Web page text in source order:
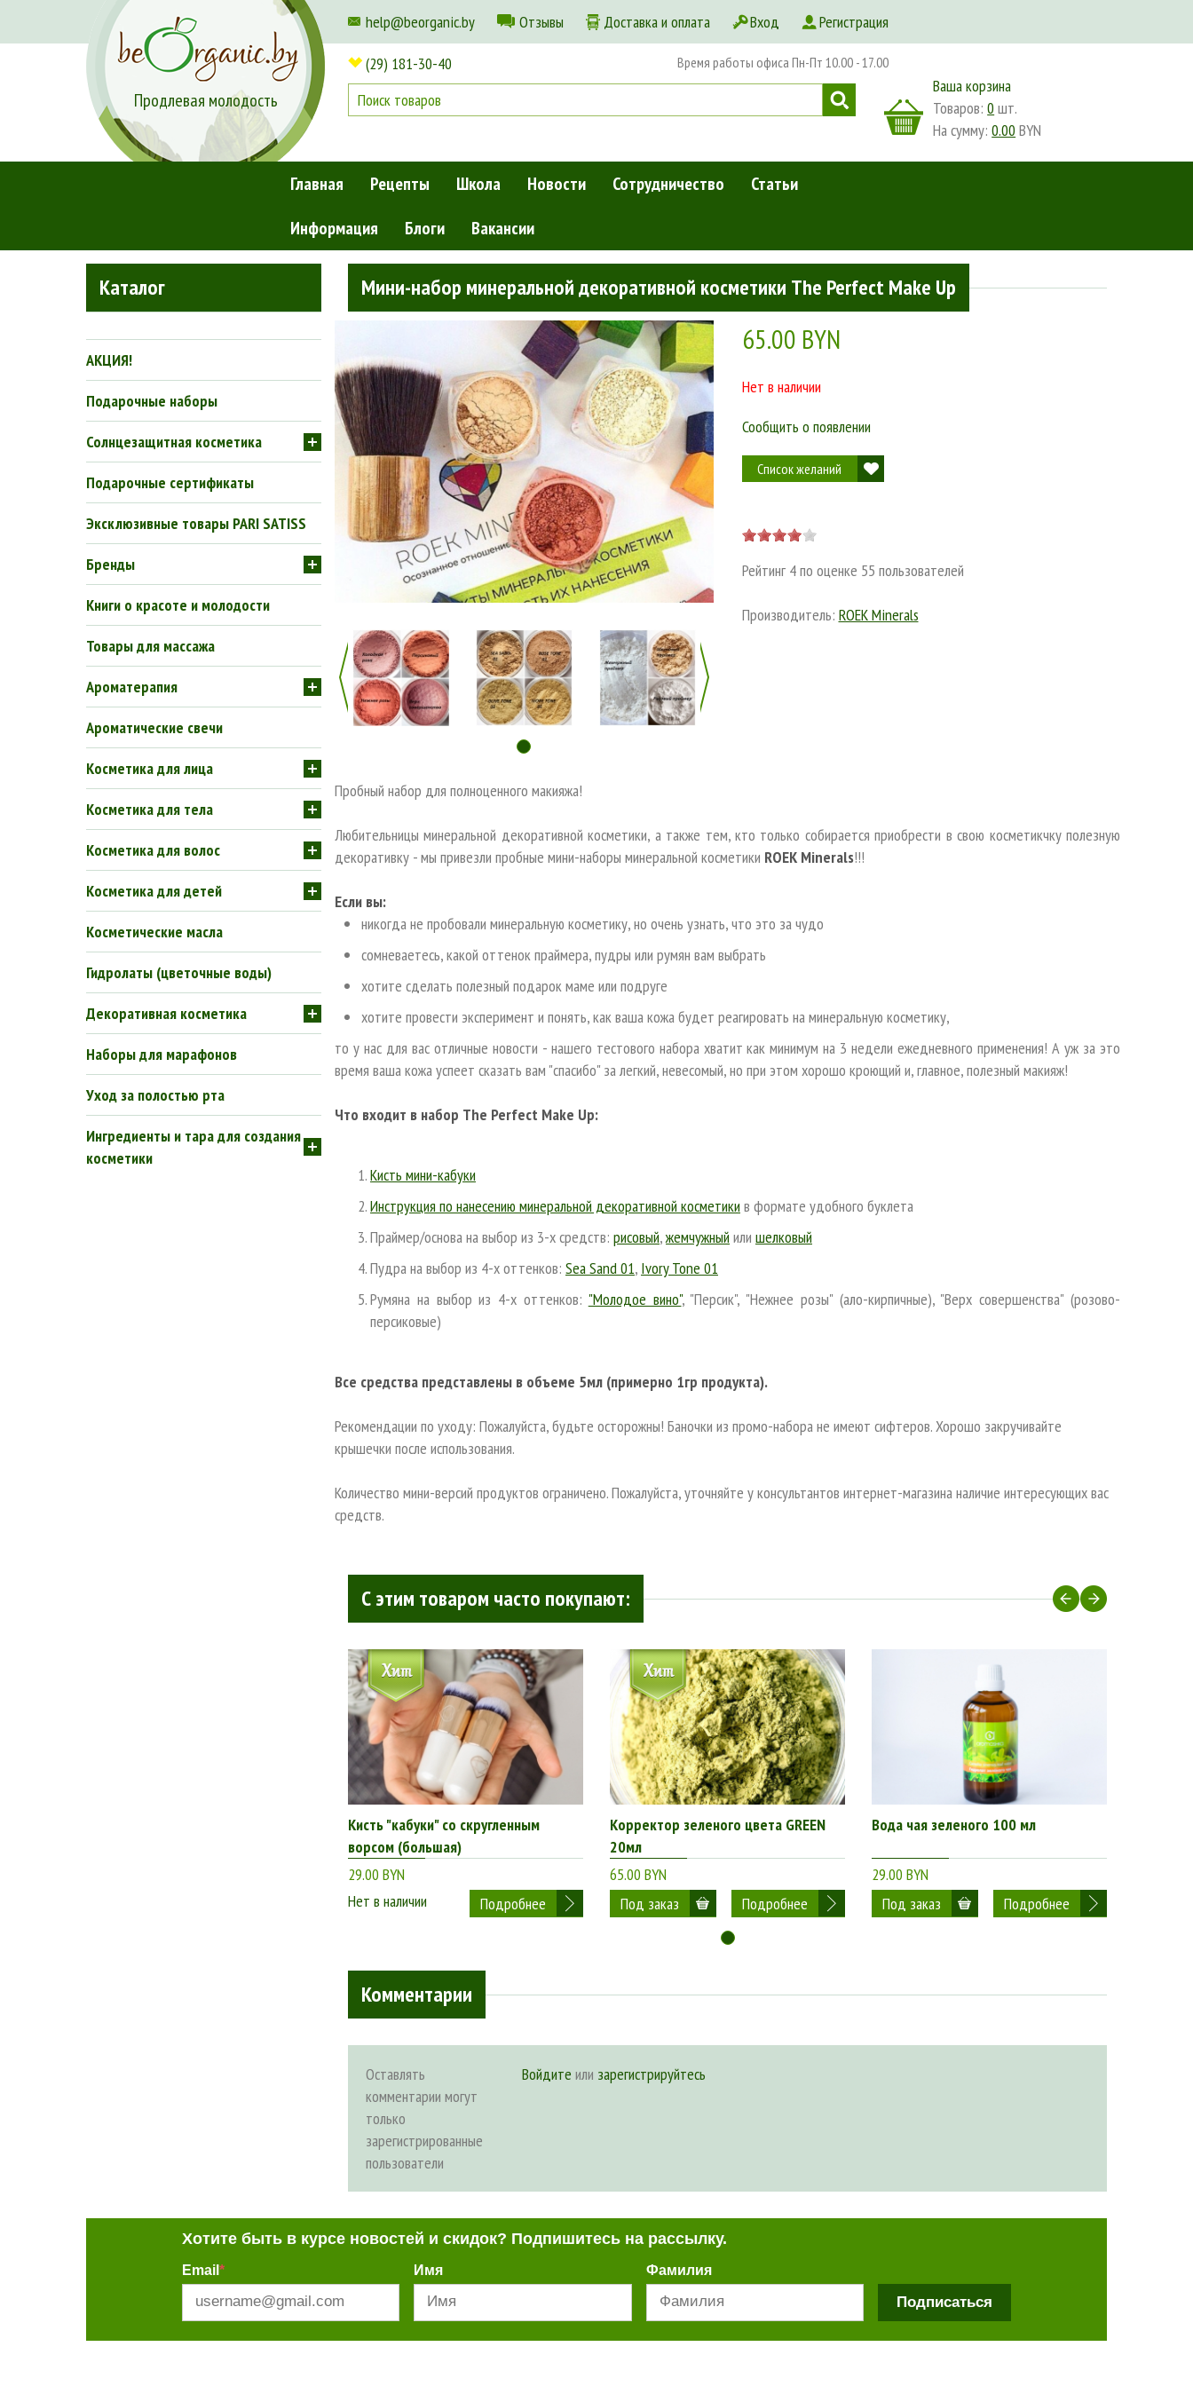
help@beorganic.by Отзывы Доставка и оплата Вход Регистрация
Продлевая молодость
(29) 181-30-40 Время работы офиса Пн-Пт 10.00 - 17.00
Ваша корзина
Товаров:0 шт.
На сумму:0.00 BYN
Главная Рецепты Школа Новости Сотрудничество
Статьи
Информация
Блоги Вакансии
»Мини-набор минеральной декоративной косметики The Perfect Make Up
Каталог
АКЦИЯ!
Подарочные наборы
Солнцезащитная косметика
Подарочные сертификаты
Эксклюзивные товары PARI SATISS
Бренды
Книги о красоте и молодости
Товары для массажа
Ароматерапия
Ароматические свечи
Косметика для лица
Косметика для тела
Косметика для волос
Косметика для детей
Косметические масла
Гидролаты (цветочные воды)
Декоративная косметика
Наборы для марафонов
Уход за полостью рта
Ингредиенты и тара для создания
косметики
Мини-набор минеральной декоративной косметики The Perfect Make Up
65.00 BYN
Нет в наличии
Сообщить о появлении
Список желаний
Рейтинг 4по оценке 55 пользователей
Производитель: ROEK Minerals
Пробный набор для полноценного макияжа!
Любительницы минеральной декоративной косметики, а также тем, кто только собирается приобрести в свою косметикчку полезную
декоративку - мы привезли пробные мини-наборы минеральной косметики ROEK Minerals!!!
Если вы:
никогда не пробовали минеральную косметику, но очень узнать, что это за чудо
сомневаетесь, какой оттенок праймера, пудры или румян вам выбрать
хотите сделать полезный подарок маме или подруге
хотите провести эксперимент и понять, как ваша кожа будет реагировать на минеральную косметику,
то у нас для вас отличные новости - нашего тестового набора хватит как минимум на 3 недели ежедневного применения! А уж за это
время ваша кожа успеет сказать вам "спасибо" за легкий, невесомый, но при этом хорошо кроющий и, главное, полезный макияж!
Что входит в набор The Perfect Make Up:
Кисть мини-кабуки
Инструкция по нанесению минеральной декоративной косметики в формате удобного буклета
Праймер/основа на выбор из 3-х средств: рисовый,жемчужный или шелковый
Пудра на выбор из 4-х оттенков: Sea Sand 01, Ivory Tone 01
Румяна на выбор из 4-х оттенков: "Молодое вино", "Персик", "Нежнее розы" (ало-кирпичные), "Верх совершенства" (розово-
персиковые)
Все средства представлены в объеме 5мл (примерно 1гр продукта).
Рекомендации по уходу: Пожалуйста, будьте осторожны! Баночки из промо-набора не имеют сифтеров. Хорошо закручивайте
крышечки после использования.
Количество мини-версий продуктов ограничено. Пожалуйста, уточняйте у консультантов интернет-магазина наличие интересующих вас
средств.
С этим товаром часто покупают:
Кисть "кабуки" со скругленным
ворсом (большая)
29.00 BYN
Нет в наличии
Подробнее
Корректор зеленого цвета GREEN
20мл
65.00 BYN
Подробнее
Вода чая зеленого 100 мл
29.00 BYN
Подробнее
Комментарии
Оставлять
комментарии могут
только
зарегистрированные
пользователи
Войдите или зарегистрируйтесь
Хотите быть в курсе новостей и скидок? Подпишитесь на рассылку.
Email * Имя Фамилия
Подписаться